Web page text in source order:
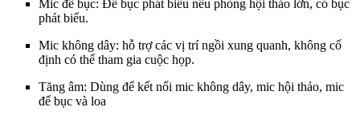
Mic để bục: Để bục phát biểu nếu phòng hội thảo lớn, có bục
phát biểu.
Mic không dây: hỗ trợ các vị trí ngồi xung quanh, không cố
định có thể tham gia cuộc họp.
Tăng âm: Dùng để kết nối mic không dây, mic hội thảo, mic
để bục và loa